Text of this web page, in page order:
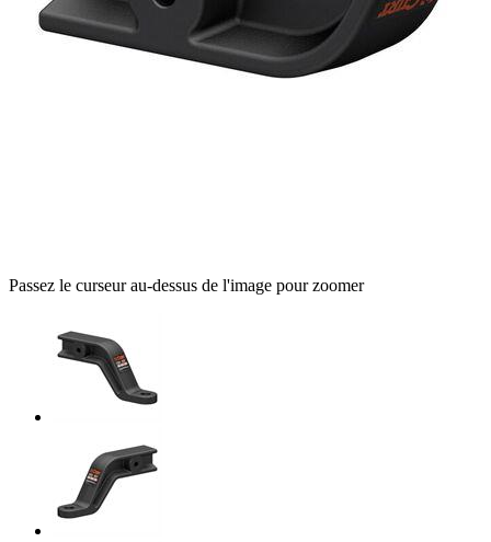
Passez le curseur au-dessus de l'image pour zoomer